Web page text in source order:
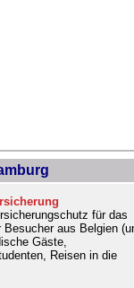
für das
aus Belgien
Gäste,
Reisen in die